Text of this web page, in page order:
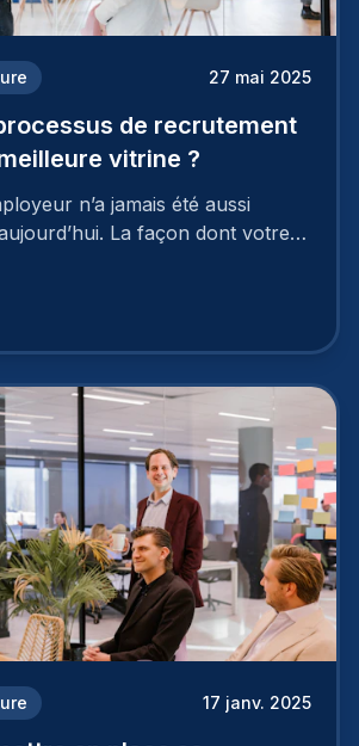
27 mai 2025
de recrutement
vitrine ?
n’a jamais été aussi
La façon dont votre
les meilleurs profils.
17 janv. 2025